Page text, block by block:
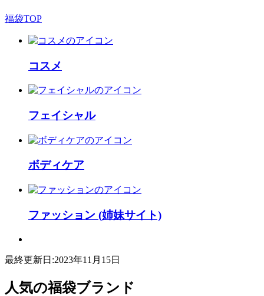
福袋TOP
コスメ
フェイシャル
ボディケア
ファッション (姉妹サイト)
最終更新日:2023年11月15日
人気の福袋ブランド